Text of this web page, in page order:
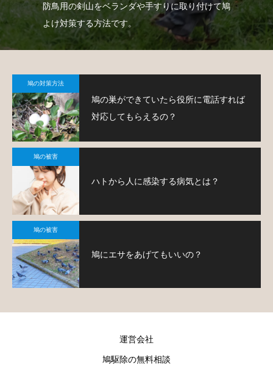
防鳥用の剣山をベランダや手すりに取り付けて鳩
よけ対策する方法です。
鳩の対策方法
鳩の巣ができていたら役所に電話すれば
対応してもらえるの？
鳩の被害
ハトから人に感染する病気とは？
鳩の被害
鳩にエサをあげてもいいの？
運営会社
鳩駆除の無料相談